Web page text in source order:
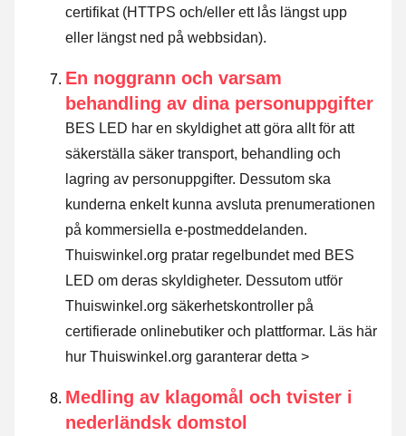
certifikat (HTTPS och/eller ett lås längst upp
eller längst ned på webbsidan).
En noggrann och varsam
behandling av dina personuppgifter
BES LED har en skyldighet att göra allt för att
säkerställa säker transport, behandling och
lagring av personuppgifter. Dessutom ska
kunderna enkelt kunna avsluta prenumerationen
på kommersiella e-postmeddelanden.
Thuiswinkel.org pratar regelbundet med BES
LED om deras skyldigheter. Dessutom utför
Thuiswinkel.org säkerhetskontroller på
certifierade onlinebutiker och plattformar. Läs här
hur Thuiswinkel.org garanterar detta >
Medling av klagomål och tvister i
nederländsk domstol